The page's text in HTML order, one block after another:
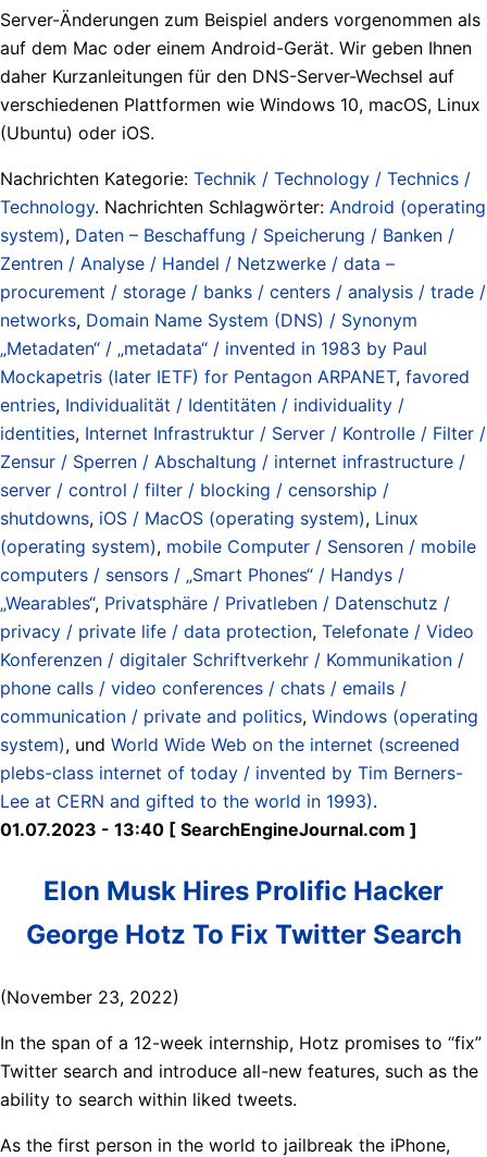
Server-Änderungen zum Beispiel anders vorgenommen als
auf dem Mac oder einem Android-Gerät. Wir geben Ihnen
daher Kurzanleitungen für den DNS-Server-Wechsel auf
verschiedenen Plattformen wie Windows 10, macOS, Linux
(Ubuntu) oder iOS.
Nachrichten Kategorie: Technik / Technology / Technics /
Technology. Nachrichten Schlagwörter: Android (operating
system), Daten – Beschaffung / Speicherung / Banken /
Zentren / Analyse / Handel / Netzwerke / data –
procurement / storage / banks / centers / analysis / trade /
networks, Domain Name System (DNS) / Synonym
„Metadaten“ / „metadata“ / invented in 1983 by Paul
Mockapetris (later IETF) for Pentagon ARPANET, favored
entries, Individualität / Identitäten / individuality /
identities, Internet Infrastruktur / Server / Kontrolle / Filter /
Zensur / Sperren / Abschaltung / internet infrastructure /
server / control / filter / blocking / censorship /
shutdowns, iOS / MacOS (operating system), Linux
(operating system), mobile Computer / Sensoren / mobile
computers / sensors / „Smart Phones“ / Handys /
„Wearables“, Privatsphäre / Privatleben / Datenschutz /
privacy / private life / data protection, Telefonate / Video
Konferenzen / digitaler Schriftverkehr / Kommunikation /
phone calls / video conferences / chats / emails /
communication / private and politics, Windows (operating
system), und World Wide Web on the internet (screened
plebs-class internet of today / invented by Tim Berners-
Lee at CERN and gifted to the world in 1993).
01.07.2023 - 13:40 [ SearchEngineJournal.com ]
Elon Musk Hires Prolific Hacker
George Hotz To Fix Twitter Search
(November 23, 2022)
In the span of a 12-week internship, Hotz promises to “fix”
Twitter search and introduce all-new features, such as the
ability to search within liked tweets.
As the first person in the world to jailbreak the iPhone,